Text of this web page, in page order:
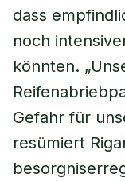
dass
noch
könnten.
Gefahr für
resümiert